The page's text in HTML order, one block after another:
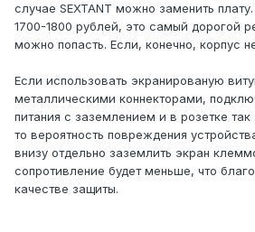
случае SEXTANT можно заменить
1700-1800 рублей, это самый дорогой
можно попасть. Если, конечно, корпус
Если использовать экранированую
металлическими коннекторами,
питания с заземлением и в розетке
то вероятность повреждения
внизу отдельно заземлить экран
сопротивление будет меньше, что
качестве защиты.